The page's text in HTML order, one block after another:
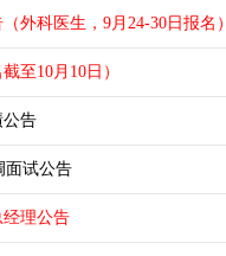
外科医生，9月24-30日报名）
至10月10日）
公告
面试公告
经理公告